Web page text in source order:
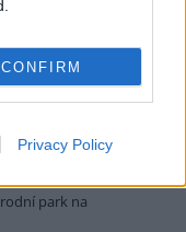
CONFIRM
Privacy Policy
pod Pravčickou
nedaleko Hřenska na
si skupina nezletilých
odchodu neuhasila. V
a dali mu
park na